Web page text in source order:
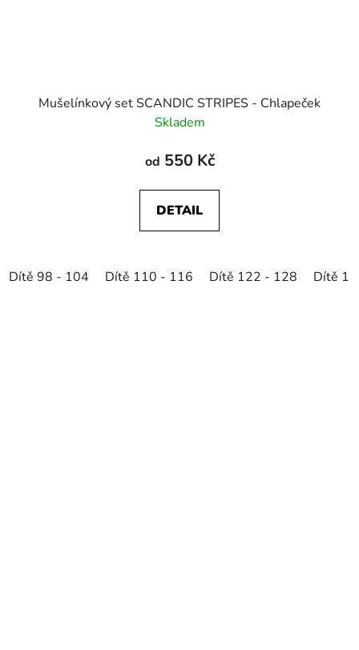
Mušelínkový set SCANDIC STRIPES - Chlapeček
Skladem
od 550 Kč
DETAIL
Dítě 98 - 104 Dítě 110 - 116 Dítě 122 - 128 Dítě